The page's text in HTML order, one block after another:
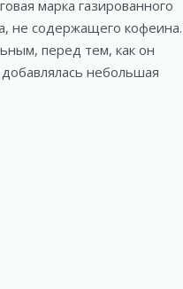
марка газированного
не содержащего кофеина.
перед тем, как он
небольшая